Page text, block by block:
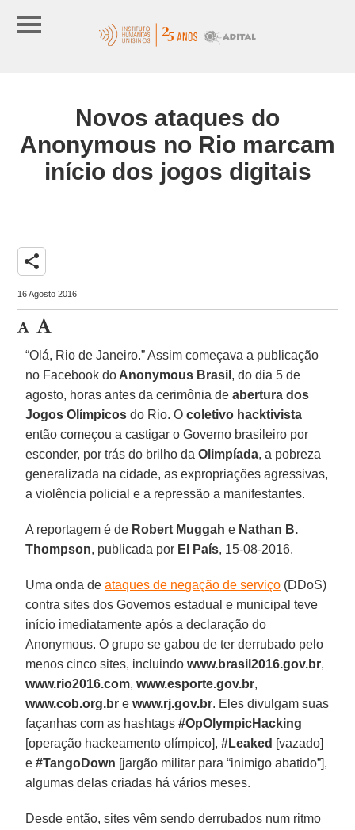
Novos ataques do
Anonymous no Rio marcam
início dos jogos digitais
share
16 Agosto 2016
“Olá, Rio de Janeiro.” Assim começava a publicação
no Facebook do Anonymous Brasil , do dia 5 de
agosto, horas antes da cerimônia deabertura dos
Jogos Olímpicos do Rio. Ocoletivo hacktivista
então começou a castigar o Governo brasileiro por
esconder, por trás do brilho daOlimpíada, a pobreza
generalizada na cidade, as expropriações agressivas,
a violência policial e a repressão a manifestantes.
A reportagem é de Robert Muggah e Nathan B.
Thompson, publicada por El País, 15-08-2016.
Uma onda deataques de negação de serviço (DDoS)
contra sites dos Governos estadual e municipal teve
início imediatamente após a declaração do
Anonymous. O grupo se gabou de ter derrubado pelo
menos cinco sites, incluindowww.brasil2016.gov.br,
www.rio2016.com,www.esporte.gov.br,
www.cob.org.br e www.rj.gov.br. Eles divulgam suas
façanhas com as hashtags#OpOlympicHacking
[operação hackeamento olímpico],#Leaked [vazado]
e#TangoDown [jargão militar para “inimigo abatido”],
algumas delas criadas há vários meses.
Desde então, sites vêm sendo derrubados num ritmo